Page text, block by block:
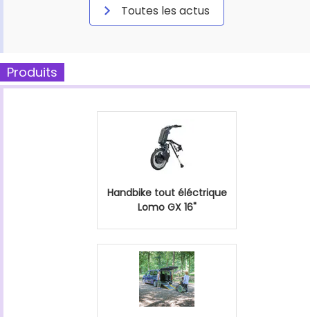
Toutes les actus
Produits
Handbike tout éléctrique
Lomo GX 16"